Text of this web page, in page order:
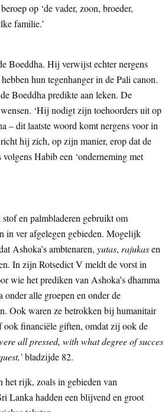
op ‘de vader, zoon, broeder,
familie.’
Boeddha. Hij verwijst echter nergens
hun tegenhanger in de Pali canon.
Boeddha predikte aan leken. De
‘Hij nodigt zijn toehoorders uit op
– dit laatste woord komt nergens voor in
hij zich, op zijn manier, erop dat de
Habib een ‘onderneming met
en palmbladeren gebruikt om
in ver afgelegen gebieden. Mogelijk
Ashoka’s ambtenaren, yutas, rajukasen
In zijn Rotsedict V meldt de vorst in
wie het prediken van Ashoka’s dhamma
onder alle groepen en onder de
Ook waren ze betrokken bij humanitair
ook financiële giften, omdat zij ook de
all pressed, with what degree of succes
bladzijde 82.
het rijk, zoals in gebieden van
Lanka hadden een blijvend en groot